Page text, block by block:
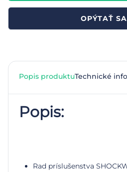
OPÝTAŤ SA
Popis produktuTechnické
Popis:
Rad príslušenstva